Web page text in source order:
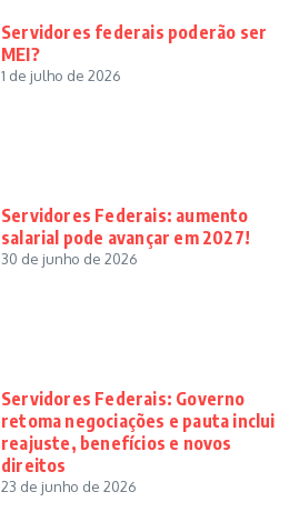
Servidores federais poderão ser
MEI?
1 de julho de 2026
Servidores Federais: aumento
salarial pode avançar em 2027!
30 de junho de 2026
Servidores Federais: Governo
retoma negociações e pauta inclui
reajuste, benefícios e novos
direitos
23 de junho de 2026